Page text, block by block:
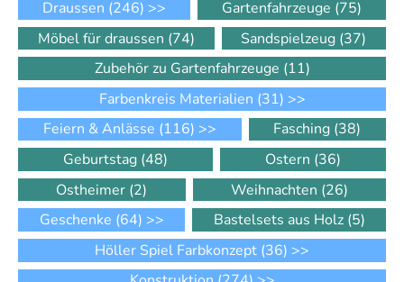
Draussen (246) >> Gartenfahrzeuge (75)
Möbel für draussen (74) Sandspielzeug (37)
Zubehör zu Gartenfahrzeuge (11)
Farbenkreis Materialien (31) >>
Feiern & Anlässe (116) >> Fasching (38)
Geburtstag (48) Ostern (36)
Ostheimer (2) Weihnachten (26)
Geschenke (64) >> Bastelsets aus Holz (5)
Höller Spiel Farbkonzept (36) >>